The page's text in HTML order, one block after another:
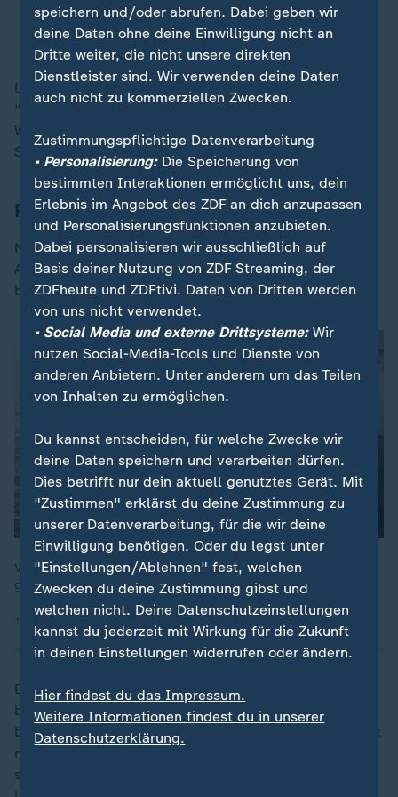
Mike Lynch: Der "britische Bill Gates"?
Laut einem britischen Untersuchungsbericht war die
"Bayesian" für extreme Wetterlagen mit
Windgeschwindigkeiten von bis zu 130 Kilometern pro
Stunde nicht ausgelegt.
Rumpf der Jacht hat wenig Schäden
Nach Angaben der italienischen Nachrichtenagentur
Ansa ist das Schiff zwar verschmutzt, zeigt aber
bislang keine gravierenden Schäden am Rumpf.
Von "Titanic" bis "Costa Concordia": Was steckt hinter den
großen Schiffsunglücken der Geschichte?
Die Aufbauten seien teilweise vom Unglück
beschädigt. Der 72 Meter hohe Mast der Jacht, der
bereits vor Tagen unter Wasser abgetrennt wurde, liegt
noch auf dem Meeresgrund; seine Bergung soll bis
spätestens Montag erfolgen; der Transport gilt aber
speichern und/oder abrufen. Dabei geben wir
deine Daten ohne deine Einwilligung nicht an
Dritte weiter, die nicht unsere direkten
Dienstleister sind. Wir verwenden deine Daten
auch nicht zu kommerziellen Zwecken.
Zustimmungspflichtige Datenverarbeitung
• Personalisierung:Die Speicherung von
bestimmten Interaktionen ermöglicht uns, dein
Erlebnis im Angebot des ZDF an dich anzupassen
und Personalisierungsfunktionen anzubieten.
Dabei personalisieren wir ausschließlich auf
Basis deiner Nutzung von ZDF Streaming, der
ZDFheute und ZDFtivi. Daten von Dritten werden
von uns nicht verwendet.
• Social Media und externe Drittsysteme:Wir
nutzen Social-Media-Tools und Dienste von
anderen Anbietern. Unter anderem um das Teilen
von Inhalten zu ermöglichen.
Du kannst entscheiden, für welche Zwecke wir
deine Daten speichern und verarbeiten dürfen.
Dies betrifft nur dein aktuell genutztes Gerät. Mit
"Zustimmen" erklärst du deine Zustimmung zu
unserer Datenverarbeitung, für die wir deine
Einwilligung benötigen. Oder du legst unter
"Einstellungen/Ablehnen" fest, welchen
Zwecken du deine Zustimmung gibst und
welchen nicht. Deine Datenschutzeinstellungen
kannst du jederzeit mit Wirkung für die Zukunft
in deinen Einstellungen widerrufen oder ändern.
Hier findest du das Impressum.
Weitere Informationen findest du in unserer
Datenschutzerklärung.